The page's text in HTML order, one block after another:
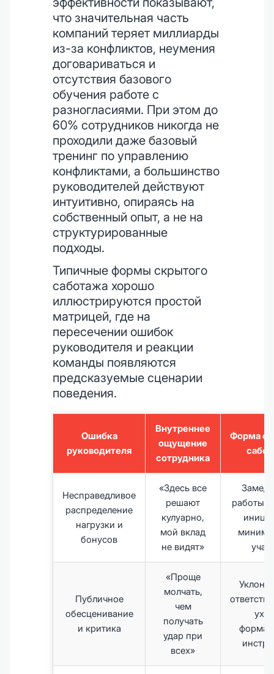
что значительная часть
компаний теряет миллиарды
из-за конфликтов, неумения
договариваться и
отсутствия базового
обучения работе с
разногласиями. При этом до
60% сотрудников никогда не
проходили даже базовый
тренинг по управлению
конфликтами, а большинство
руководителей действуют
интуитивно, опираясь на
собственный опыт, а не на
структурированные
подходы.
Типичные формы скрытого
саботажа хорошо
иллюстрируются простой
матрицей, где на
пересечении ошибок
руководителя и реакции
команды появляются
предсказуемые сценарии
поведения.
Ошибка
руководителя
Внутреннее
ощущение
сотрудника
Форма
Несправедливое
распределение
нагрузки и
бонусов
«Здесь все
решают
кулуарно,
мой вклад
не видят»
работы,
Публичное
обесценивание
и критика
«Проще
молчать,
чем
получать
удар при
всех»